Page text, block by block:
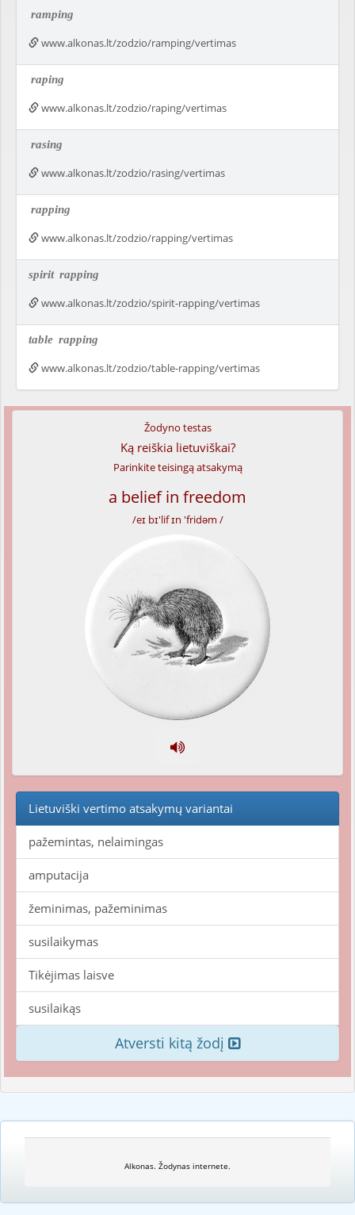
ramping
www.alkonas.lt/zodzio/ramping/vertimas
raping
www.alkonas.lt/zodzio/raping/vertimas
rasing
www.alkonas.lt/zodzio/rasing/vertimas
rapping
www.alkonas.lt/zodzio/rapping/vertimas
spirit rapping
www.alkonas.lt/zodzio/spirit-rapping/vertimas
table rapping
www.alkonas.lt/zodzio/table-rapping/vertimas
Žodyno testas
Ką reiškia lietuviškai?
Parinkite teisingą atsakymą
a belief in freedom
/eɪ bɪ'lif ɪn 'fridəm /
Lietuviški vertimo atsakymų variantai
pažemintas, nelaimingas
amputacija
žeminimas, pažeminimas
susilaikymas
Tikėjimas laisve
susilaikąs
Atversti kitą žodį
Alkonas. Žodynas internete.